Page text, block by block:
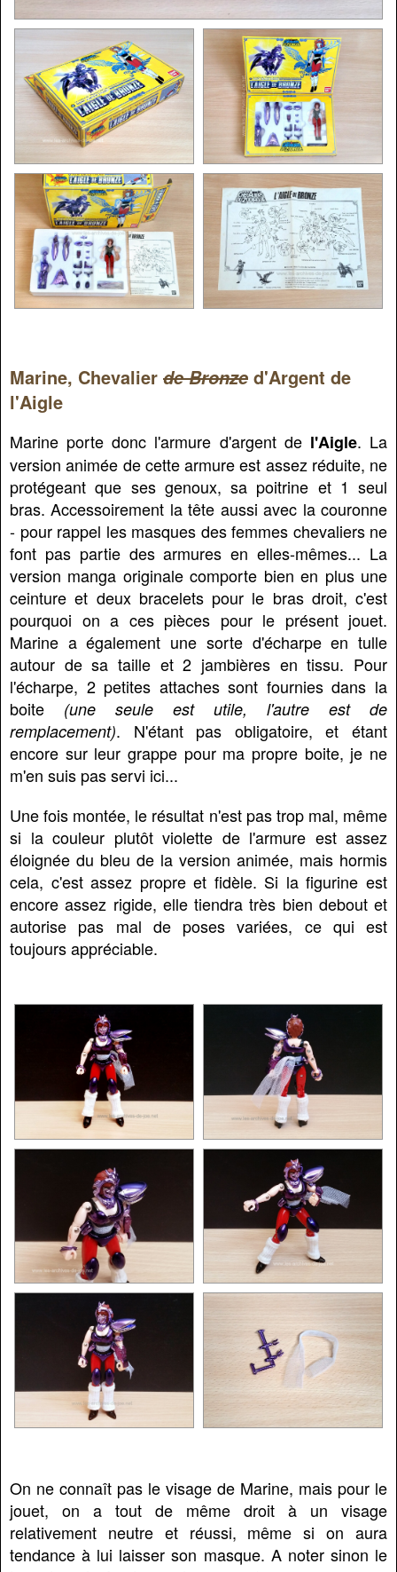
Marine, Chevalier de Bronze d'Argent de
l'Aigle
Marine porte donc l'armure d'argent de l'Aigle. La
version animée de cette armure est assez réduite, ne
protégeant que ses genoux, sa poitrine et 1 seul
bras. Accessoirement la tête aussi avec la couronne
- pour rappel les masques des femmes chevaliers ne
font pas partie des armures en elles-mêmes... La
version manga originale comporte bien en plus une
ceinture et deux bracelets pour le bras droit, c'est
pourquoi on a ces pièces pour le présent jouet.
Marine a également une sorte d'écharpe en tulle
autour de sa taille et 2 jambières en tissu. Pour
l'écharpe, 2 petites attaches sont fournies dans la
boite (une seule est utile, l'autre est de
remplacement). N'étant pas obligatoire, et étant
encore sur leur grappe pour ma propre boite, je ne
m'en suis pas servi ici...
Une fois montée, le résultat n'est pas trop mal, même
si la couleur plutôt violette de l'armure est assez
éloignée du bleu de la version animée, mais hormis
cela, c'est assez propre et fidèle. Si la figurine est
encore assez rigide, elle tiendra très bien debout et
autorise pas mal de poses variées, ce qui est
toujours appréciable.
On ne connaît pas le visage de Marine, mais pour le
jouet, on a tout de même droit à un visage
relativement neutre et réussi, même si on aura
tendance à lui laisser son masque. A noter sinon le